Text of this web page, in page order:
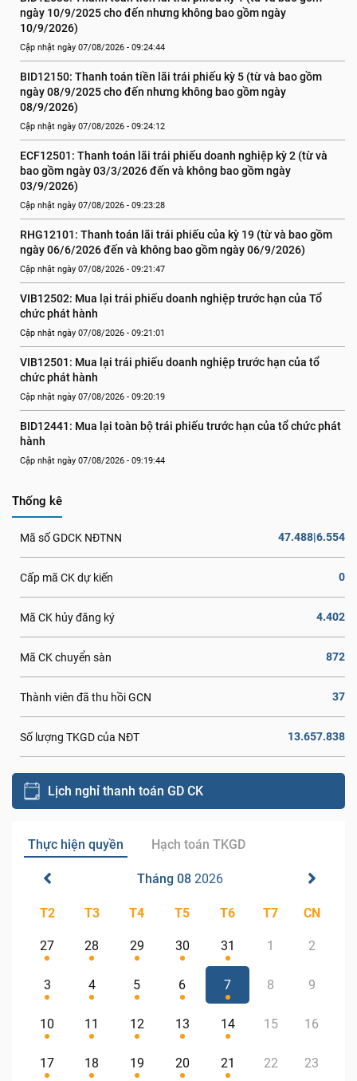
ngày 10/9/2025 cho đến nhưng không bao gồm ngày
10/9/2026)
Cập nhật ngày 07/08/2026 - 09:24:44
BID12150: Thanh toán tiền lãi trái phiếu kỳ 5 (từ và bao gồm
ngày 08/9/2025 cho đến nhưng không bao gồm ngày
08/9/2026)
Cập nhật ngày 07/08/2026 - 09:24:12
ECF12501: Thanh toán lãi trái phiếu doanh nghiệp kỳ 2 (từ và
bao gồm ngày 03/3/2026 đến và không bao gồm ngày
03/9/2026)
Cập nhật ngày 07/08/2026 - 09:23:28
RHG12101: Thanh toán lãi trái phiếu của kỳ 19 (từ và bao gồm
ngày 06/6/2026 đến và không bao gồm ngày 06/9/2026)
Cập nhật ngày 07/08/2026 - 09:21:47
VIB12502: Mua lại trái phiếu doanh nghiệp trước hạn của Tổ
chức phát hành
Cập nhật ngày 07/08/2026 - 09:21:01
VIB12501: Mua lại trái phiếu doanh nghiệp trước hạn của tổ
chức phát hành
Cập nhật ngày 07/08/2026 - 09:20:19
BID12441: Mua lại toàn bộ trái phiếu trước hạn của tổ chức phát
hành
Cập nhật ngày 07/08/2026 - 09:19:44
Thống kê
Mã số GDCK NĐTNN 47.488|6.554
Cấp mã CK dự kiến 0
Mã CK hủy đăng ký 4.402
Mã CK chuyển sàn 872
Thành viên đã thu hồi GCN 37
Số lượng TKGD của NĐT 13.657.838
Lịch nghỉ thanh toán GD CK
Thực hiện quyền Hạch toán TKGD
Tháng 08 2026
T2 T3 T4 T5 T6 T7 CN
27 28 29 30 31 1 2
3 4 5 6 7 8 9
10 11 12 13 14 15 16
17 18 19 20 21 22 23